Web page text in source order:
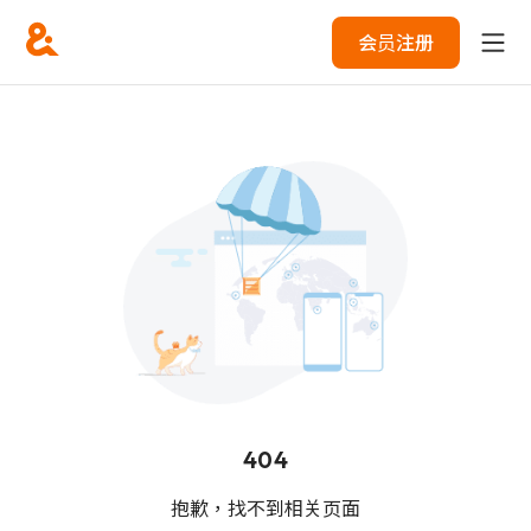
会员注册
404
抱歉，找不到相关页面